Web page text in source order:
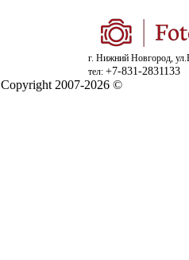
г. Нижний Новгород,
тел: +7-831-2831133
Copyright 2007-2026 ©